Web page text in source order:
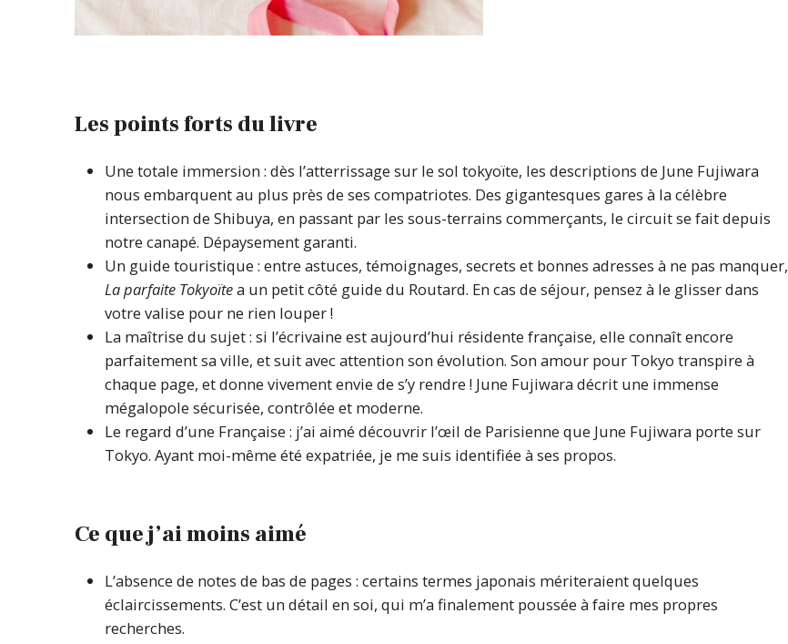
Les points forts du livre
Une totale immersion : dès l’atterrissage sur le sol tokyoïte, les descriptions de June Fujiwara
nous embarquent au plus près de ses compatriotes. Des gigantesques gares à la célèbre
intersection de Shibuya, en passant par les sous-terrains commerçants, le circuit se fait depuis
notre canapé. Dépaysement garanti.
Un guide touristique : entre astuces, témoignages, secrets et bonnes adresses à ne pas manquer,
La parfaite Tokyoïtea un petit côté guide du Routard. En cas de séjour, pensez à le glisser dans
votre valise pour ne rien louper !
La maîtrise du sujet : si l’écrivaine est aujourd’hui résidente française, elle connaît encore
parfaitement sa ville, et suit avec attention son évolution. Son amour pour Tokyo transpire à
chaque page, et donne vivement envie de s’y rendre ! June Fujiwara décrit une immense
mégalopole sécurisée, contrôlée et moderne.
Le regard d’une Française : j’ai aimé découvrir l’œil de Parisienne que June Fujiwara porte sur
Tokyo. Ayant moi-même été expatriée, je me suis identifiée à ses propos.
Ce que j’ai moins aimé
L’absence de notes de bas de pages : certains termes japonais mériteraient quelques
éclaircissements. C’est un détail en soi, qui m’a finalement poussée à faire mes propres
recherches.